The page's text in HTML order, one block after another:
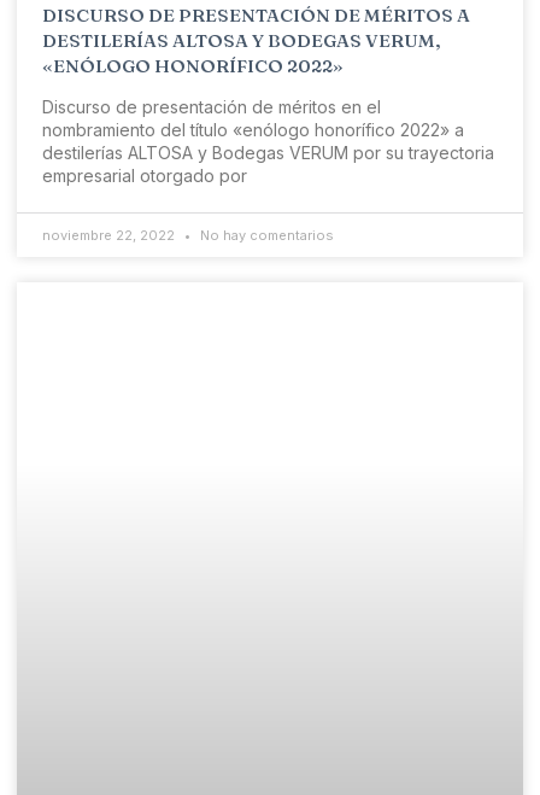
DISCURSO DE PRESENTACIÓN DE MÉRITOS A
DESTILERÍAS ALTOSA Y BODEGAS VERUM,
«ENÓLOGO HONORÍFICO 2022»
Discurso de presentación de méritos en el
nombramiento del título «enólogo honorífico 2022» a
destilerías ALTOSA y Bodegas VERUM por su trayectoria
empresarial otorgado por
noviembre 22, 2022 No hay comentarios